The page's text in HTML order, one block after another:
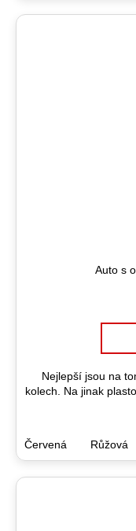
Auto s
Nejlepší jsou na
kolech. Na jinak
Červená Růžová